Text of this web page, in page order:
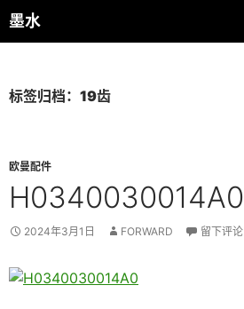
跳
至
墨水
搜
索
标签归档：19齿
欧曼配件
H0340030014A0
2024年3月1日 FORWARD 留下评论